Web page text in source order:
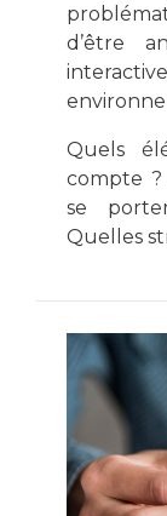
d’être
Quels
compte
se
Quelles